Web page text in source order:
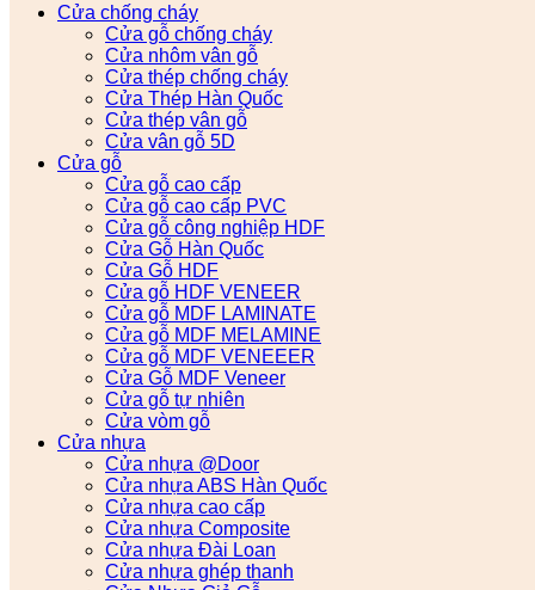
Cửa chống cháy
Cửa gỗ chống cháy
Cửa nhôm vân gỗ
Cửa thép chống cháy
Cửa Thép Hàn Quốc
Cửa thép vân gỗ
Cửa vân gỗ 5D
Cửa gỗ
Cửa gỗ cao cấp
Cửa gỗ cao cấp PVC
Cửa gỗ công nghiệp HDF
Cửa Gỗ Hàn Quốc
Cửa Gỗ HDF
Cửa gỗ HDF VENEER
Cửa gỗ MDF LAMINATE
Cửa gỗ MDF MELAMINE
Cửa gỗ MDF VENEEER
Cửa Gỗ MDF Veneer
Cửa gỗ tự nhiên
Cửa vòm gỗ
Cửa nhựa
Cửa nhựa @Door
Cửa nhựa ABS Hàn Quốc
Cửa nhựa cao cấp
Cửa nhựa Composite
Cửa nhựa Đài Loan
Cửa nhựa ghép thanh